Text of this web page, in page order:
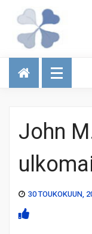
Talous
John
30 TOUKOKUUN,